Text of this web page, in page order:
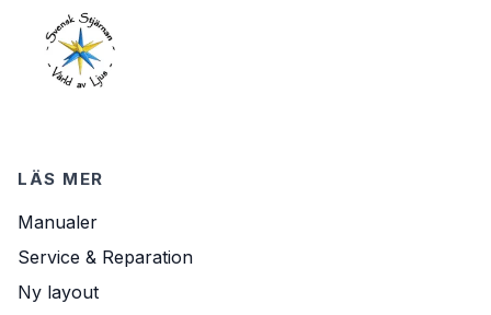
LÄS MER
Manualer
Service & Reparation
Ny layout